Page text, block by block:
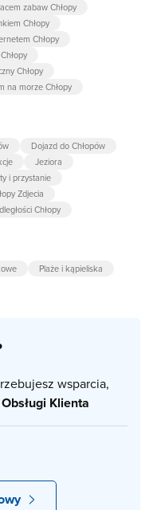
zabaw Chłopy
Chłopy
Chłopy
Chłopy
na morze Chłopy
Dojazd do Chłopów
Jeziora
i przystanie
Zdjecia
Chłopy
Plaże i kąpieliska
wsparcia,
Klienta